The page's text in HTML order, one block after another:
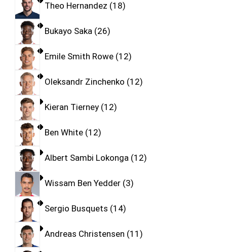
Theo Hernandez 18
Bukayo Saka 26
Emile Smith Rowe 12
Oleksandr Zinchenko 12
Kieran Tierney 12
Ben White 12
Albert Sambi Lokonga 12
Wissam Ben Yedder 3
Sergio Busquets 14
Andreas Christensen 11